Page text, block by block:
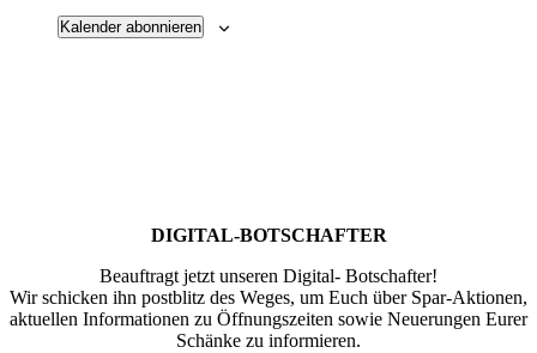
Kalender abonnieren
DIGITAL-BOTSCHAFTER
Beauftragt jetzt unseren Digital- Botschafter!
Wir schicken ihn postblitz des Weges, um Euch über Spar-Aktionen,
aktuellen Informationen zu Öffnungszeiten sowie Neuerungen Eurer
Schänke zu informieren.